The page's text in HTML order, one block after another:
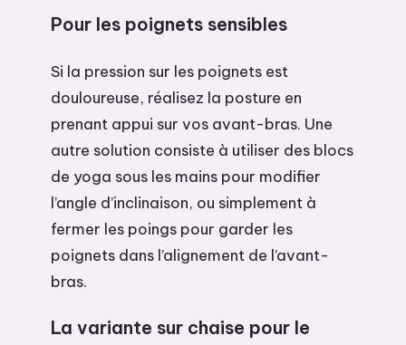
Pour les poignets sensibles
Si la pression sur les poignets est
douloureuse, réalisez la posture en
prenant appui sur vos avant-bras. Une
autre solution consiste à utiliser des blocs
de yoga sous les mains pour modifier
l’angle d’inclinaison, ou simplement à
fermer les poings pour garder les
poignets dans l’alignement de l’avant-
bras.
La variante sur chaise pour le